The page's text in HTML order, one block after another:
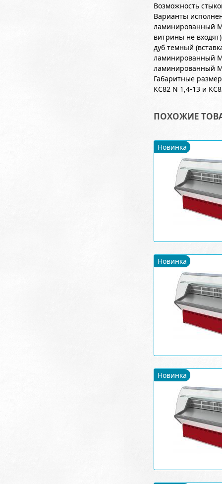
Возможность
Варианты
ламинированный
витрины не
дуб темный
ламинированный
ламинированный
Габаритные
КС82 N 1,4-13 и
ПОХОЖИЕ
Новинка
Новинка
Новинка